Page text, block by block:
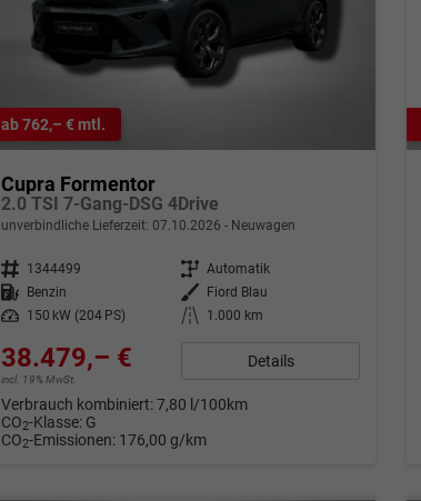
ab 762,– € mtl.
Cupra Formentor
2.0 TSI 7-Gang-DSG 4Drive
unverbindliche Lieferzeit: 07.10.2026 Neuwagen
Fahrzeugnr. 1344499 Getriebe Automatik
Kraftstoff Benzin Außenfarbe
Fiord Blau
Leistung
150 kW (204 PS) Kilometerstand 1.000 km
38.479,– €
incl. 19% MwSt.
Details
Verbrauch kombiniert:7,80 l/100km
CO2-Klasse: G
CO2-Emissionen: 176,00 g/km